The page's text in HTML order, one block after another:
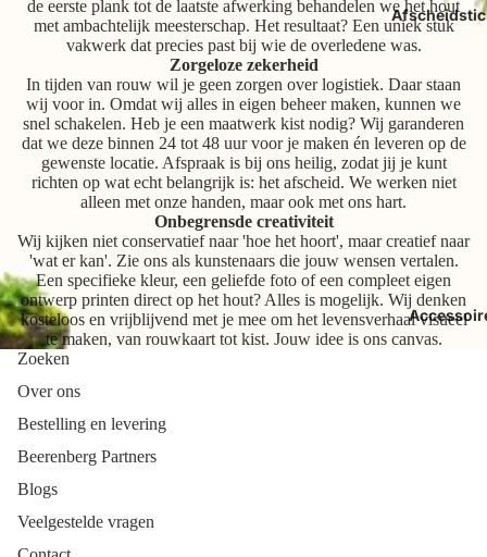
de eerste plank tot de laatste afwerking behandelen we het hout
met ambachtelijk meesterschap. Het resultaat? Een uniek stuk
vakwerk dat precies past bij wie de overledene was.
Zorgeloze zekerheid
In tijden van rouw wil je geen zorgen over logistiek. Daar staan
wij voor in. Omdat wij alles in eigen beheer maken, kunnen we
snel schakelen. Heb je een maatwerk kist nodig? Wij garanderen
dat we deze binnen 24 tot 48 uur voor je maken én leveren op de
gewenste locatie. Afspraak is bij ons heilig, zodat jij je kunt
richten op wat echt belangrijk is: het afscheid. We werken niet
alleen met onze handen, maar ook met ons hart.
Onbegrensde creativiteit
Wij kijken niet conservatief naar 'hoe het hoort', maar creatief naar
'wat er kan'. Zie ons als kunstenaars die jouw wensen vertalen.
Een specifieke kleur, een geliefde foto of een compleet eigen
ontwerp printen direct op het hout? Alles is mogelijk. Wij denken
kosteloos en vrijblijvend met je mee om het levensverhaal visueel
te maken, van rouwkaart tot kist. Jouw idee is ons canvas.
Zoeken
Over ons
Bestelling en levering
Beerenberg Partners
Blogs
Veelgestelde vragen